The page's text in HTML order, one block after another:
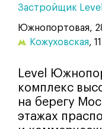
Застройщик
Южнопортовая,
Кожуховская,
Level
комплекс
на берегу
этажах